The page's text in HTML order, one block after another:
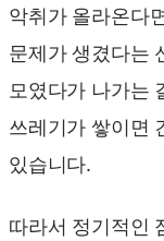
악취가 올라온다
문제가 생겼다는
모였다가 나가는
쓰레기가 쌓이면
있습니다.
따라서 정기적인